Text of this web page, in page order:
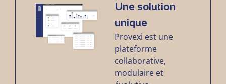
Une solution
unique
Provexi est une
plateforme
collaborative,
modulaire et